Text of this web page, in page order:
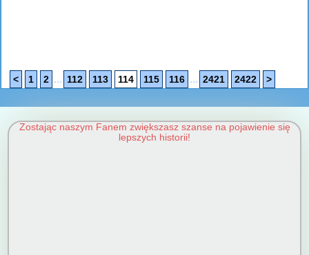
< 1 2 ... 112 113 114 115 116 ... 2421 2422 >
Zostając naszym Fanem zwiększasz szanse na pojawienie się
lepszych historii!